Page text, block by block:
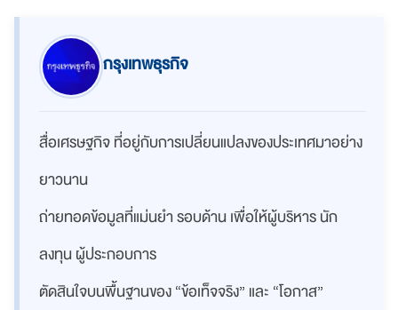
กรุงเทพธุรกิจ
สื่อเศรษฐกิจ ที่อยู่กับการเปลี่ยนแปลงของประเทศมาอย่าง
ยาวนาน
ถ่ายทอดข้อมูลที่แม่นยำ รอบด้าน เพื่อให้ผู้บริหาร นัก
ลงทุน ผู้ประกอบการ
ตัดสินใจบนพื้นฐานของ “ข้อเท็จจริง” และ “โอกาส”